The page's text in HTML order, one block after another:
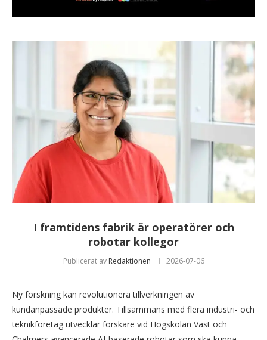
I framtidens fabrik är operatörer och
robotar kollegor
Publicerat av Redaktionen 2026-07-06
Ny forskning kan revolutionera tillverkningen av
kundanpassade produkter. Tillsammans med flera industri- och
teknikföretag utvecklar forskare vid Högskolan Väst och